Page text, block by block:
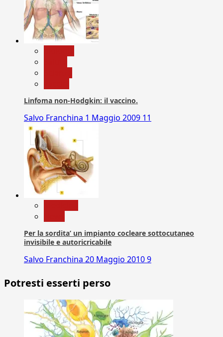
Linfoma non-Hodgkin: il vaccino.
Salvo Franchina 1 Maggio 2009 11
Per la sordita’ un impianto cocleare sottocutaneo
invisibile e autoricricabile
Salvo Franchina 20 Maggio 20109
Potresti esserti perso